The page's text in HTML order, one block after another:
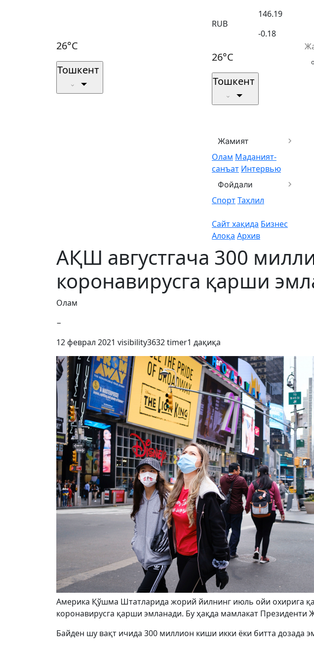
26°C
Тошкент
RUB
146.19
-0.18
26°C
Тошкент
Жамият
Олам Маданият-
санъат Интервью
Фойдали
СпортТаҳлил
Сайт хақида Бизнес
Алоқа Архив
АҚШ августгача 300
коронавирусга қарши
Олам
−
12 феврал 2021 visibility3632timer1 дақиқа
Америка Қўшма Штатларида жорий йилнинг июль ойи охирига
коронавирусга қарши эмланади. Бу ҳақда мамлакат Президенти
Байден шу вақт ичида 300 миллион киши икки ёки битта дозада